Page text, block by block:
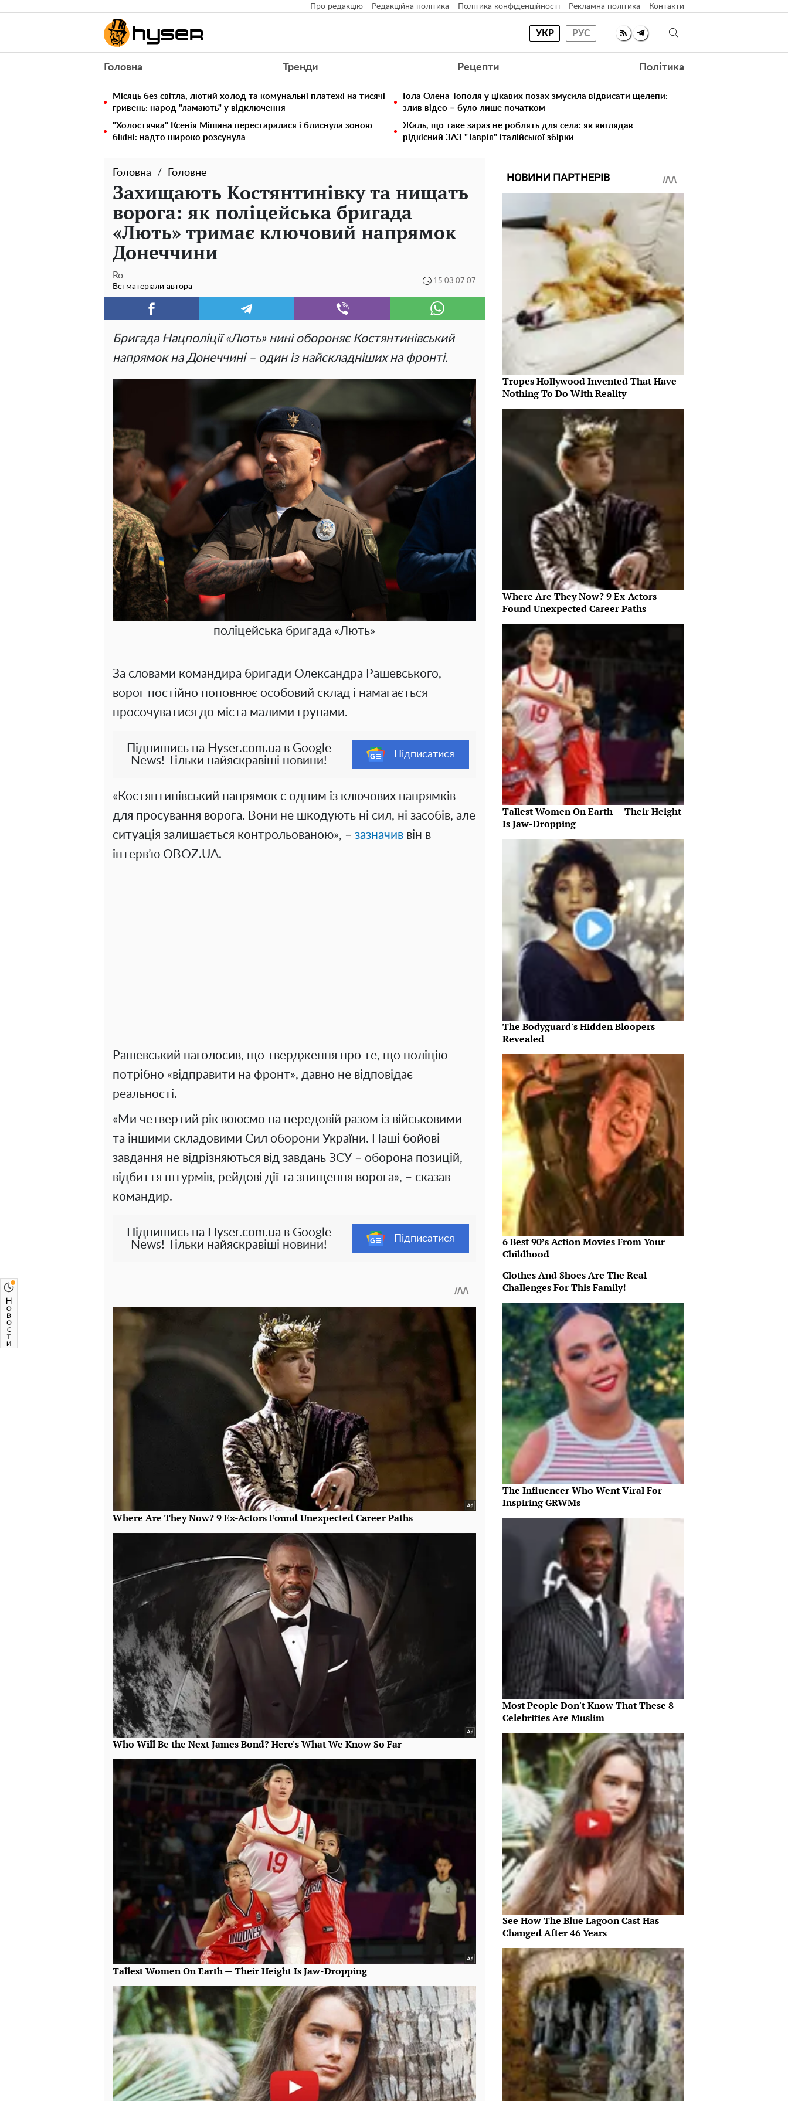
Про редакцію Редакційна політика Політика конфіденційності Рекламна політика Контакти
УКР РУС
Головна Тренди Рецепти Політика
Місяць без світла, лютий холод та комунальні платежі на тисячі
гривень: народ "ламають" у відключення
Гола Олена Тополя у цікавих позах змусила відвисати щелепи:
злив відео – було лише початком
"Холостячка" Ксенія Мішина перестаралася і блиснула зоною
бікіні: надто широко розсунула
Жаль, що таке зараз не роблять для села: як виглядав
рідкісний ЗАЗ "Таврія" італійської збірки
Головна Головне
Захищають Костянтинівку та нищать
ворога: як поліцейська бригада
«Лють» тримає ключовий напрямок
Донеччини
Ro
Всі матеріали автора
15:03 07.07
Бригада Нацполіції «Лють» нині обороняє Костянтинівський
напрямок на Донеччині – один із найскладніших на фронті.
поліцейська бригада «Лють»
За словами командира бригади Олександра Рашевського,
ворог постійно поповнює особовий склад і намагається
просочуватися до міста малими групами.
Підпишись на Hyser.com.ua в Google
News! Тільки найяскравіші новини!
Підписатися
«Костянтинівський напрямок є одним із ключових напрямків
для просування ворога. Вони не шкодують ні сил, ні засобів, але
ситуація залишається контрольованою», – зазначив він в
інтерв’ю OBOZ.UA.
Рашевський наголосив, що твердження про те, що поліцію
потрібно «відправити на фронт», давно не відповідає
реальності.
«Ми четвертий рік воюємо на передовій разом із військовими
та іншими складовими Сил оборони України. Наші бойові
завдання не відрізняються від завдань ЗСУ – оборона позицій,
відбиття штурмів, рейдові дії та знищення ворога», – сказав
командир.
Підпишись на Hyser.com.ua в Google
News! Тільки найяскравіші новини!
Підписатися
НОВИНИ ПАРТНЕРІВ
Tropes Hollywood Invented That Have
Nothing To Do With Reality
Where Are They Now? 9 Ex-Actors
Found Unexpected Career Paths
Tallest Women On Earth — Their Height
Is Jaw-Dropping
The Bodyguard's Hidden Bloopers
Revealed
6 Best 90’s Action Movies From Your
Childhood
Clothes And Shoes Are The Real
Challenges For This Family!
The Influencer Who Went Viral For
Inspiring GRWMs
Most People Don't Know That These 8
Celebrities Are Muslim
See How The Blue Lagoon Cast Has
Changed After 46 Years